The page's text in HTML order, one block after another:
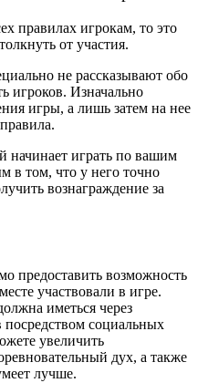
правилах игрокам, то это
от участия.
не рассказывают обо
игроков. Изначально
игры, а лишь затем на нее
начинает играть по вашим
в том, что у него точно
вознаграждение за
предоставить возможность
участвовали в игре.
иметься через
социальных
увеличить
дух, а также
лучше.